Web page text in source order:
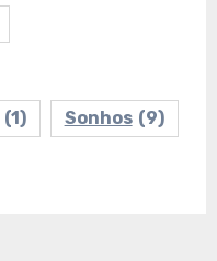
(1) Sonhos (9)